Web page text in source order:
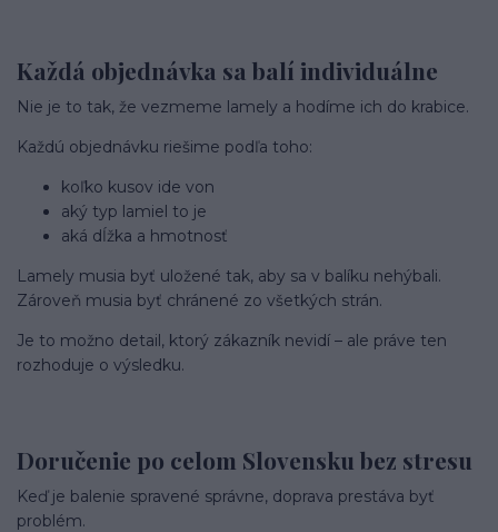
Každá objednávka sa balí individuálne
Nie je to tak, že vezmeme lamely a hodíme ich do krabice.
Každú objednávku riešime podľa toho:
koľko kusov ide von
aký typ lamiel to je
aká dĺžka a hmotnosť
Lamely musia byť uložené tak, aby sa v balíku nehýbali.
Zároveň musia byť chránené zo všetkých strán.
Je to možno detail, ktorý zákazník nevidí – ale práve ten
rozhoduje o výsledku.
Doručenie po celom Slovensku bez stresu
Keď je balenie spravené správne, doprava prestáva byť
problém.